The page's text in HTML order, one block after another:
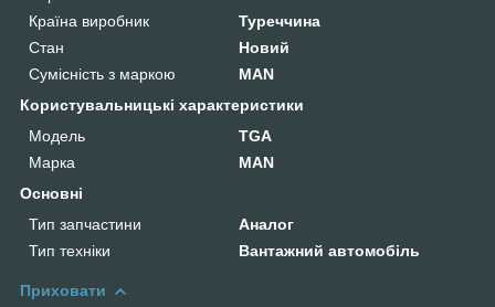
Країна виробник
Туреччина
Стан
Новий
Сумісність з маркою
MAN
Користувальницькі характеристики
Мoдель
TGA
Марка
MAN
Основні
Тип запчастини
Аналог
Тип техніки
Вантажний автомобіль
Приховати